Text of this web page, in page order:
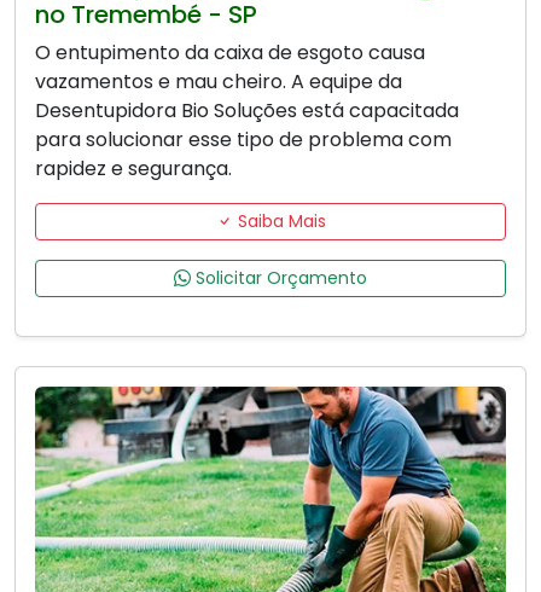
no Tremembé - SP
O entupimento da caixa de esgoto causa
vazamentos e mau cheiro. A equipe da
Desentupidora Bio Soluções está capacitada
para solucionar esse tipo de problema com
rapidez e segurança.
Saiba Mais
Solicitar Orçamento